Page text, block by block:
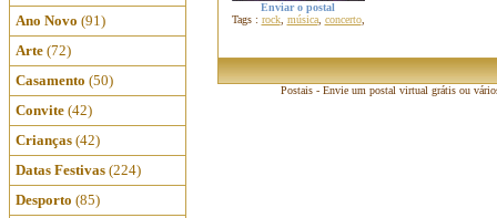
Ano Novo (91)
Arte (72)
Casamento (50)
Convite (42)
Crianças (42)
Datas Festivas (224)
Desporto (85)
Enviar o postal
Tags : rock, música, concerto,
Postais - Envie um postal virtual grátis ou